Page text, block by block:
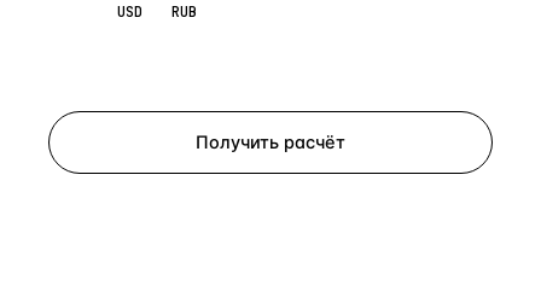
USD RUB
Получить расчёт